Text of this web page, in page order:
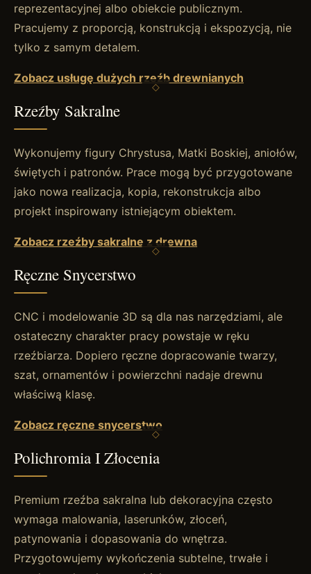
reprezentacyjnej albo obiekcie publicznym.
Pracujemy z proporcją, konstrukcją i ekspozycją, nie
tylko z samym detalem.
Zobacz usługę dużych rzeźb drewnianych
Rzeźby Sakralne
Wykonujemy figury Chrystusa, Matki Boskiej, aniołów,
świętych i patronów. Prace mogą być przygotowane
jako nowa realizacja, kopia, rekonstrukcja albo
projekt inspirowany istniejącym obiektem.
Zobacz rzeźby sakralne z drewna
Ręczne Snycerstwo
CNC i modelowanie 3D są dla nas narzędziami, ale
ostateczny charakter pracy powstaje w ręku
rzeźbiarza. Dopiero ręczne dopracowanie twarzy,
szat, ornamentów i powierzchni nadaje drewnu
właściwą klasę.
Zobacz ręczne snycerstwo
Polichromia I Złocenia
Premium rzeźba sakralna lub dekoracyjna często
wymaga malowania, laserunków, złoceń,
patynowania i dopasowania do wnętrza.
Przygotowujemy wykończenia subtelne, trwałe i